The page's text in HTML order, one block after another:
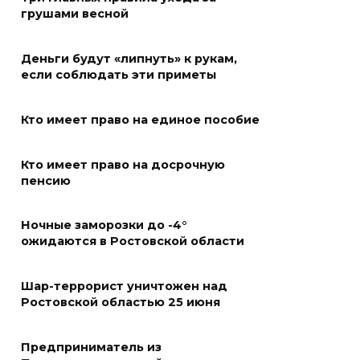
Ростовской области активно
взаимодействует с другими
В центре Ростова участок
06 августа 2026 09:49
В Ростове на проспекте
Михаила Нагибина, 14а,
теплотрассы
грушами весной
Деньги будут «липнуть» к рукам,
если соблюдать эти приметы
Кто имеет право на единое пособие
Кто имеет право на досрочную
пенсию
Ночные заморозки до -4°
ожидаются в Ростовской области
Шар-террорист уничтожен над
Ростовской областью 25 июня
Предприниматель из